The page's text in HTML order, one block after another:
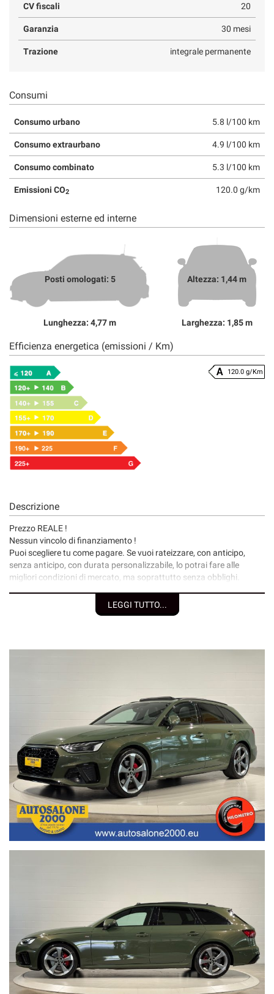
CV fiscali 20
Garanzia 30 mesi
Trazione integrale permanente
Consumi
Consumo urbano 5.8 l/100 km
Consumo extraurbano 4.9 l/100 km
Consumo combinato 5.3 l/100 km
Emissioni CO2 120.0 g/km
Dimensioni esterne ed interne
Posti omologati: 5
Lunghezza: 4,77 m
Altezza: 1,44 m
Larghezza: 1,85 m
Efficienza energetica (emissioni / Km)
120.0 g/Km
Descrizione
Prezzo REALE !
Nessun vincolo di finanziamento !
Puoi scegliere tu come pagare. Se vuoi rateizzare, con anticipo,
senza anticipo, con durata personalizzabile, lo potrai fare alle
migliori condizioni di mercato, ma soprattutto senza obblighi.
• Consegna a domicilio;
(privati/ditte individuali/società);
• Garanzia assicurativa estensibile fino a 3 anni senza limite di
Segui Autosalone 2000 srl e leggi le recensioni che descrivono
l’esperienza dei nostri clienti:
• www.autosalone2000.eu dove potrai trovare l’intero parco auto
aggiornato, maggiori foto e info per ogni singola vettura, i nostri
servizi e la nostra storia dal 1976 ad oggi.
• Facebook / Instagram aggiornato con nuovi arrivi, descrizioni delle
attività e l’album fotografico delle consegne, ovvero il momento più
emozionante immortalato con i nostri clienti.
presente scheda potrebbero non coincidere con l’effettivo
equipaggiamento del veicolo, a causa della non uniformità dei dati
pubblicati dai diversi portali.Al fine di evitare inconvenienti per
eventuali inesattezze relative all’annuncio è consigliabile accertarsi
della disponibilità dell’autovettura e della correttezza dei dati
inseriti. Autosalone 2000 srl declina ogni responsabilità per
eventuali involontarie incongruenze, che non rappresentano in
LEGGI TUTTO...